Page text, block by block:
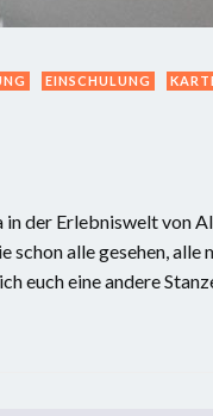
EINSCHULUNG
der Erlebniswelt von
schon alle gesehen, alle
euch eine andere